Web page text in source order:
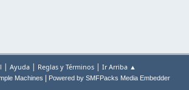
| Ayuda | Reglas y Términos | Ir Arriba ▲
Machines Powered by SMFPacks Media Embedder